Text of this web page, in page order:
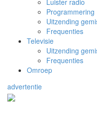
Luister radio
Programmering
Uitzending
Frequenties
Televisie
Uitzending
Frequenties
Omroep
advertentie